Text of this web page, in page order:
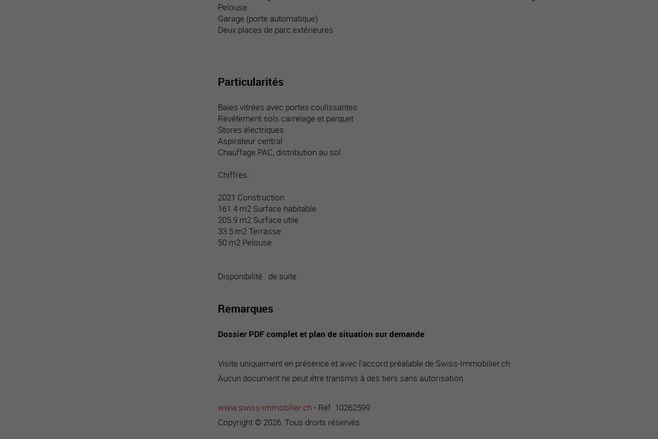
Pelouse
Garage (porte automatique)
Deux places de parc extérieures
Particularités
Baies vitrées avec portes coulissantes
Revêtement sols carrelage et parquet
Stores électriques
Aspirateur central
Chauffage PAC, distribution au sol
Chiffres :
2021 Construction
161.4 m2 Surface habitable
205.9 m2 Surface utile
33.5 m2 Terrasse
50 m2 Pelouse
Disponibilité : de suite
Remarques
Dossier PDF complet et plan de situation sur demande
Visite uniquement en présence et avec l'accord préalable de Swiss-Immobilier.ch
Aucun document ne peut être transmis à des tiers sans autorisation
www.swiss-immobilier.ch - Réf. 10262599
Copyright © 2026. Tous droits réservés.